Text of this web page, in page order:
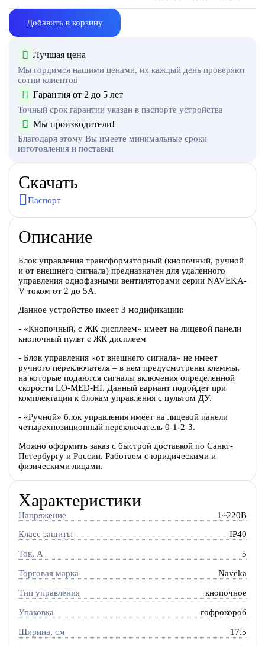
Добавить в корзину
Лучшая цена
Мы гордимся нашими ценами, их каждый день проверяют
сотни клиентов
Гарантия от 2 до 5 лет
Точный срок гарантии указан в паспорте устройства
Мы производители!
Благодаря этому Вы имеете минимальные сроки
изготовления и поставки
Скачать
Паспорт
Описание
Блок управления трансформаторный (кнопочный, ручной
и от внешнего сигнала) предназначен для удаленного
управления однофазными вентиляторами серии NAVEKA-
V током от 2 до 5А.
Данное устройство имеет 3 модификации:
- «Кнопочный, с ЖК дисплеем» имеет на лицевой панели
кнопочный пульт с ЖК дисплеем
- Блок управления «от внешнего сигнала» не имеет
ручного переключателя – в нем предусмотрены клеммы,
на которые подаются сигналы включения определенной
скорости LO-MED-HI. Данный вариант подойдет при
комплектации к блокам управления с пультом ДУ.
- «Ручной» блок управления имеет на лицевой панели
четырехпозиционный переключатель 0-1-2-3.
Можно оформить заказ с быстрой доставкой по Санкт-
Петербургу и России. Работаем с юридическими и
физическими лицами.
Характеристики
Напряжение 1~220В
Класс защиты IP40
Ток, A 5
Торговая марка Naveka
Тип управления кнопочное
Упаковка гофрокороб
Ширина, см 17.5